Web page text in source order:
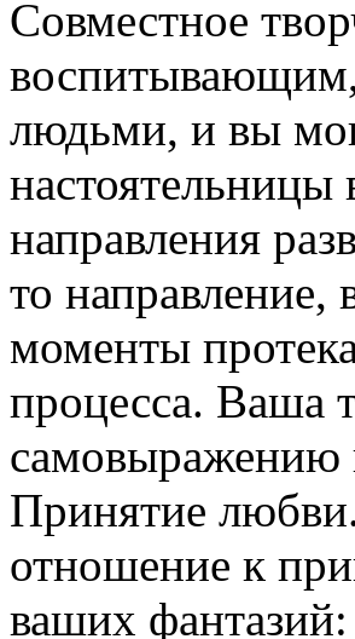
Совместное
воспитывающим,
людьми, и вы
настоятельницы
направления
то направление,
моменты
процесса. Ваша
самовыражению
Принятие
отношение к
ваших